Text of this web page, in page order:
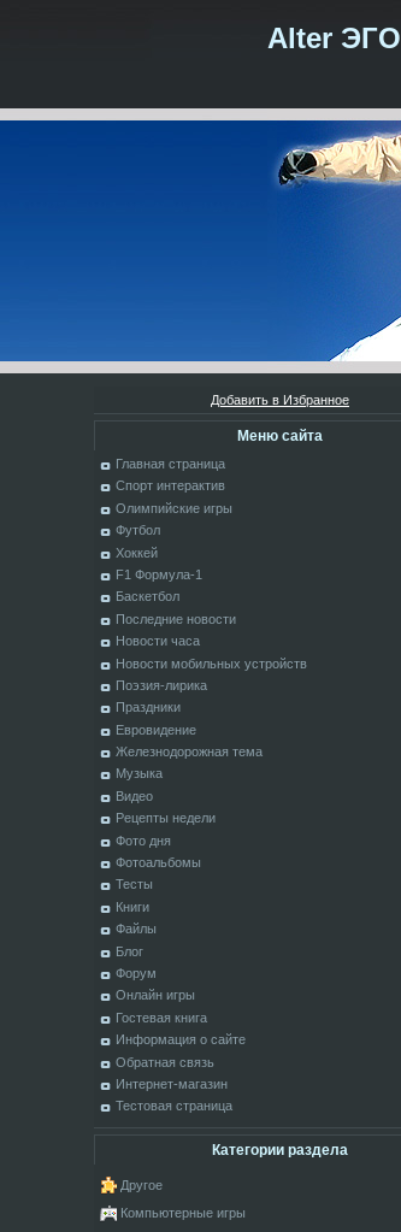
Alter ЭГО
Добавить в Избранное
Меню сайта
Главная страница
Спорт интерактив
Олимпийские игры
Футбол
Хоккей
F1 Формула-1
Баскетбол
Последние новости
Новости часа
Новости мобильных устройств
Поэзия-лирика
Праздники
Евровидение
Железнодорожная тема
Музыка
Видео
Рецепты недели
Фото дня
Фотоальбомы
Тесты
Книги
Файлы
Блог
Форум
Онлайн игры
Гостевая книга
Информация о сайте
Обратная связь
Интернет-магазин
Тестовая страница
Категории раздела
Другое
Компьютерные игры